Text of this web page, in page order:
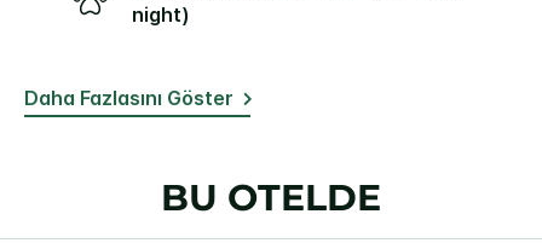
night)
Daha Fazlasını Göster
BU OTELDE